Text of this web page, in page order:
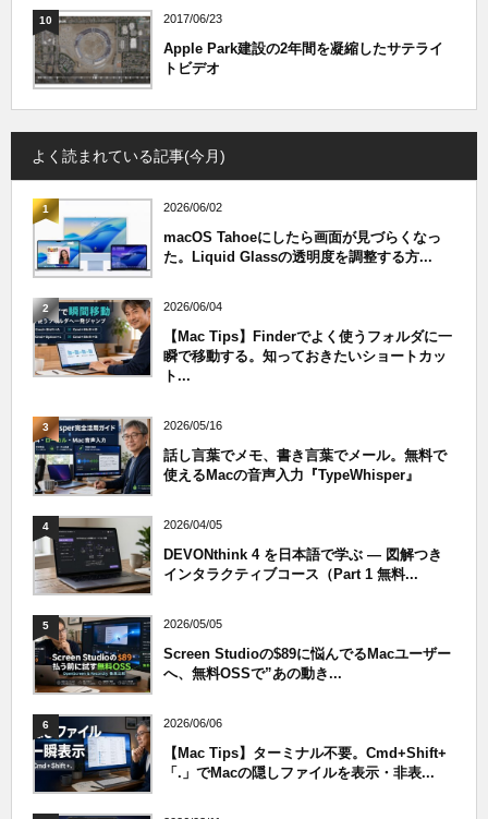
10 2017/06/23
Apple Park建設の2年間を凝縮したサテライ
トビデオ
よく読まれている記事(今月)
1 2026/06/02
macOS Tahoeにしたら画面が見づらくなっ
た。Liquid Glassの透明度を調整する方...
2 2026/06/04
【Mac Tips】Finderでよく使うフォルダに一
瞬で移動する。知っておきたいショートカッ
ト...
3 2026/05/16
話し言葉でメモ、書き言葉でメール。無料で
使えるMacの音声入力『TypeWhisper』
4 2026/04/05
DEVONthink 4 を日本語で学ぶ — 図解つき
インタラクティブコース（Part 1 無料...
5 2026/05/05
Screen Studioの$89に悩んでるMacユーザー
へ、無料OSSで”あの動き...
6 2026/06/06
【Mac Tips】ターミナル不要。Cmd+Shift+
「.」でMacの隠しファイルを表示・非表...